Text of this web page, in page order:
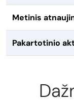
Metinis
Pakartotinio